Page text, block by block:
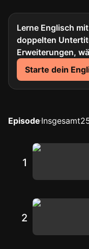
Lerne Englisch
doppelten
Erweiterungen,
Starte dein
Episode Insgesamt
1
2